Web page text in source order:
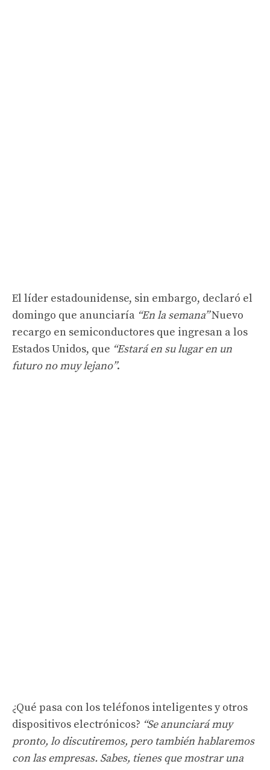
El líder estadounidense, sin embargo, declaró el
domingo que anunciaría “En la semana”Nuevo
recargo en semiconductores que ingresan a los
Estados Unidos, que “Estará en su lugar en un
futuro no muy lejano”.
¿Qué pasa con los teléfonos inteligentes y otros
dispositivos electrónicos? “Se anunciará muy
pronto, lo discutiremos, pero también hablaremos
con las empresas. Sabes, tienes que mostrar una